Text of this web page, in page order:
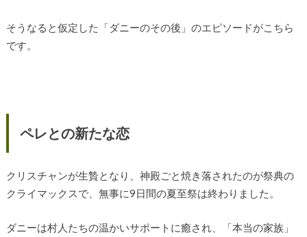
そうなると仮定した「ダニーのその後」のエピソードがこちら
です。
ペレとの新たな恋
クリスチャンが生贄となり、神殿ごと焼き落されたのが祭典の
クライマックスで、無事に9日間の夏至祭は終わりました。
ダニーは村人たちの温かいサポートに癒され、「本当の家族」